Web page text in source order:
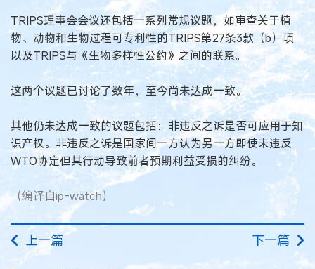
TRIPS理事会会议还包括一系列常规议题，如审查关于植
物、动物和生物过程可专利性的TRIPS第27条3款（b）项
以及TRIPS与《生物多样性公约》之间的联系。
这两个议题已讨论了数年，至今尚未达成一致。
其他仍未达成一致的议题包括：非违反之诉是否可应用于知
识产权。非违反之诉是国家间一方认为另一方即使未违反
WTO协定但其行动导致前者预期利益受损的纠纷。
（编译自ip-watch）
上一篇 下一篇